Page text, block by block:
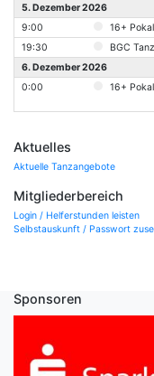
5. Dezember 2026
9:00
16+
19:30
BGC
6. Dezember 2026
0:00
16+
Aktuelles
Aktuelle Tanzangebote
Mitgliederbereich
Login / Helferstunden leisten
Selbstauskunft / Passwort
Sponsoren